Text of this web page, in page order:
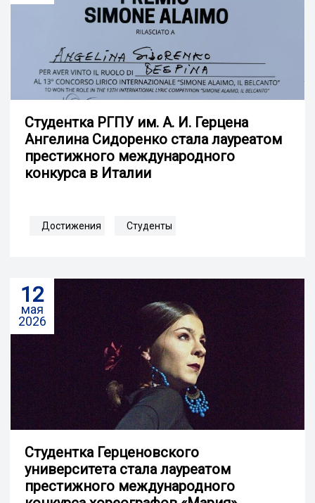
Студентка РГПУ им. А. И. Герцена
Ангелина Сидоренко стала лауреатом
престижного международного
конкурса в Италии
Достижения Студенты
12
мая
2026
Студентка Герценовского
университета стала лауреатом
престижного международного